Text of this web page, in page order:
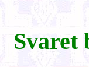
Svaret